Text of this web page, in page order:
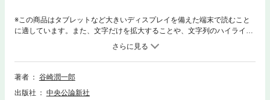
※この商品はタブレットなど大きいディスプレイを備えた端末で読むこと
に適しています。また、文字だけを拡大することや、文字列のハイライ
ト、検索、辞書の参照、引用などの機能が使用できません。文豪谷崎潤一
郎の小説、随筆と書簡多数を収録した愛蔵版全30巻。（収録作品）新々訳
源氏物語 二
著者
谷崎潤一郎
出版社
中央公論新社